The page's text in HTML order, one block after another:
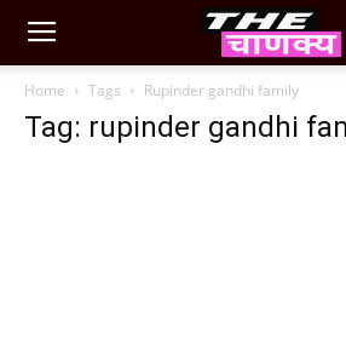
Home Tags Rupinder gandhi family
Tag: rupinder gandhi